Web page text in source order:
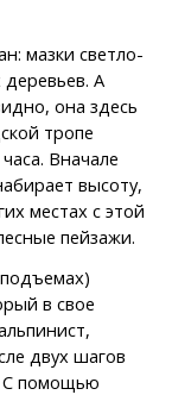
мазки светло-
деревьев. А
она здесь
тропе
Вначале
высоту,
местах с этой
пейзажи.
в свое
двух шагов
С помощью